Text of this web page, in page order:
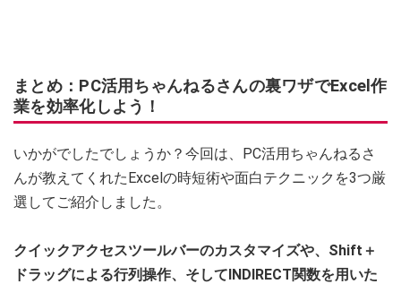
まとめ：PC活用ちゃんねるさんの裏ワザでExcel作
業を効率化しよう！
いかがでしたでしょうか？今回は、PC活用ちゃんねるさ
んが教えてくれたExcelの時短術や面白テクニックを3つ厳
選してご紹介しました。
クイックアクセスツールバーのカスタマイズや、Shift＋
ドラッグによる行列操作、そしてINDIRECT関数を用いた